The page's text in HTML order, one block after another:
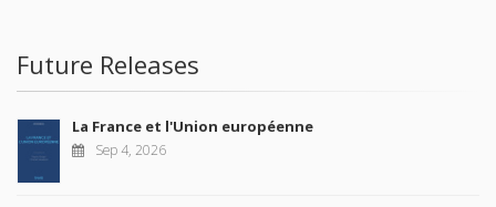
Future Releases
La France et l'Union européenne
Sep 4, 2026